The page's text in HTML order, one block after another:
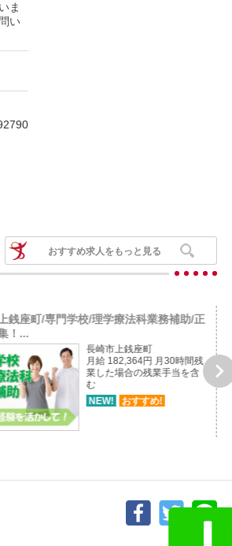
ま
い
おすすめ求人をもっと見る
銭座町/専門学校/理学療法科業務補助/正
！...
長崎市上銭座町
月給 182,364円 月30時間残
業した場合の残業手当を含
む
NEW!
おすすめ!
